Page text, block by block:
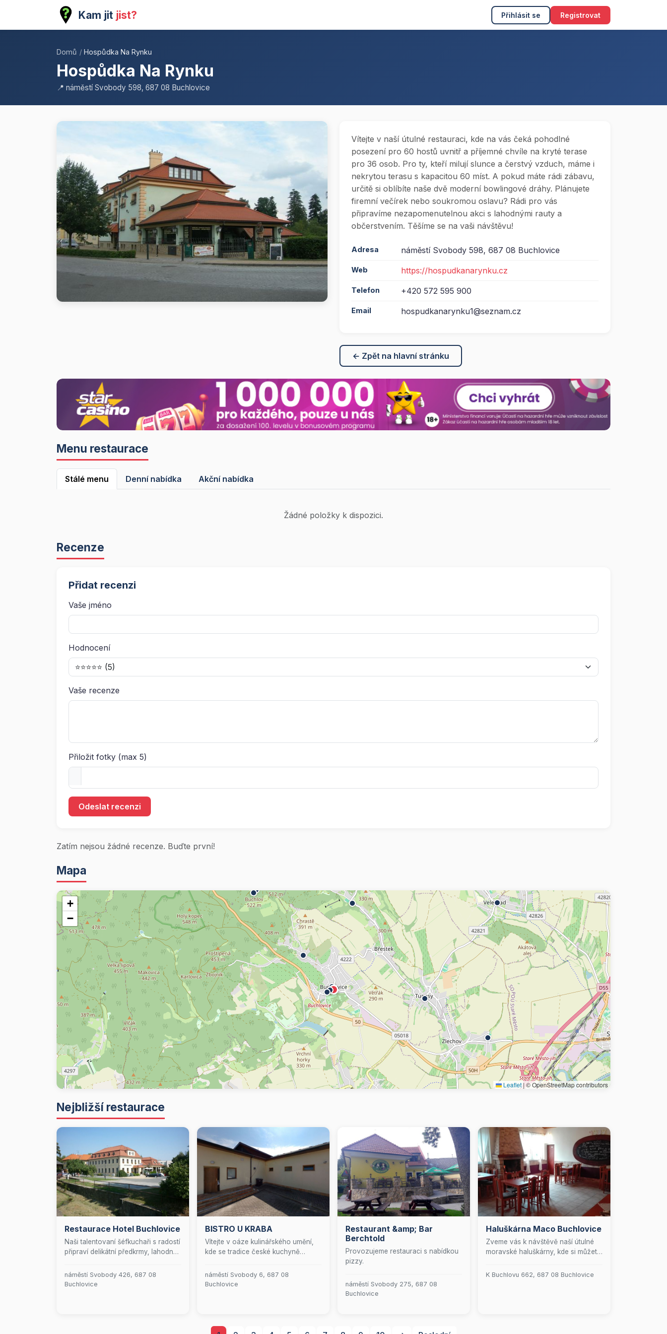
Kam jit jist? Přihlásit se Registrovat
Domů / Hospůdka Na Rynku
Hospůdka Na Rynku
📍 náměstí Svobody 598, 687 08 Buchlovice
Vítejte v naší útulné restauraci, kde na vás čeká pohodlné
posezení pro 60 hostů uvnitř a příjemné chvíle na kryté terase
pro 36 osob. Pro ty, kteří milují slunce a čerstvý vzduch, máme i
nekrytou terasu s kapacitou 60 míst. A pokud máte rádi zábavu,
určitě si oblíbíte naše dvě moderní bowlingové dráhy. Plánujete
firemní večírek nebo soukromou oslavu? Rádi pro vás
připravíme nezapomenutelnou akci s lahodnými rauty a
občerstvením. Těšíme se na vaši návštěvu!
Adresa náměstí Svobody 598, 687 08 Buchlovice
Web https://hospudkanarynku.cz
Telefon +420 572 595 900
Email hospudkanarynku1@seznam.cz
← Zpět na hlavní stránku
Menu restaurace
Stálé menu Denní nabídka Akční nabídka
Žádné položky k dispozici.
Recenze
Přidat recenzi
Vaše jméno
Hodnocení
Vaše recenze
Přiložit fotky (max 5)
Odeslat recenzi
Zatím nejsou žádné recenze. Buďte první!
Mapa
+
−
Leaflet | © OpenStreetMap contributors
Nejbližší restaurace
Restaurace Hotel Buchlovice
Naši talentovaní šéfkuchaři s radostí
připraví delikátní předkrmy, lahodné
speciality i hlavní chody, které
představují to nejlepší z české a
náměstí Svobody 426, 687 08
Buchlovice
BISTRO U KRABA
Vítejte v oáze kulinářského umění,
kde se tradice české kuchyně
restaurace nabízí vytříbené snídaně,
rozmanité obědy a lahodné polévky,
náměstí Svobody 6, 687 08
Buchlovice
Restaurant &amp; Bar
Berchtold
Provozujeme restauraci s nabídkou
pizzy.
náměstí Svobody 275, 687 08
Buchlovice
Haluškárna Maco Buchlovice
Zveme vás k návštěvě naší útulné
moravské haluškárny, kde si můžete
a tradic. Naše restaurace, zasazená
K Buchlovu 662, 687 08 Buchlovice